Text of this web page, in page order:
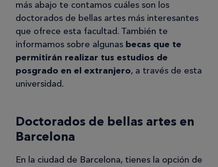
más abajo te contamos cuáles son los
doctorados de bellas artes más interesantes
que ofrece esta facultad. También te
informamos sobre algunas becas que te
permitirán realizar tus estudios de
posgrado en el extranjero, a través de esta
universidad.
Doctorados de bellas artes en
Barcelona
En la ciudad de Barcelona, tienes la opción de